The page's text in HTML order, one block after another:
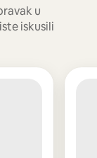
u
iskusili